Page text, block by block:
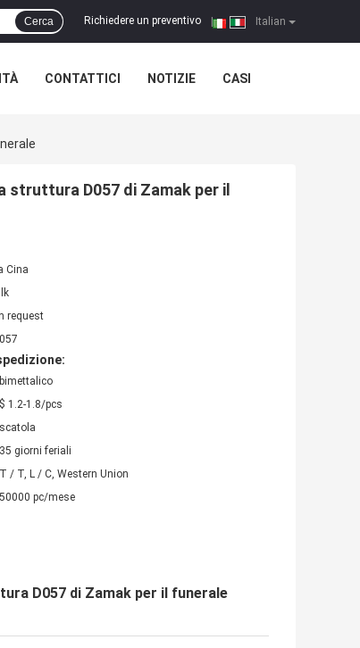
Italian
Richiedere un preventivo |
Cerca
CONTATTICI NOTIZIE CASI
D057 di Zamak per il
Cina
request
bimettalico
$ 1.2-1.8/pcs
scatola
35 giorni feriali
T / T, L / C, Western Union
50000 pc/mese
D057 di Zamak per il funerale